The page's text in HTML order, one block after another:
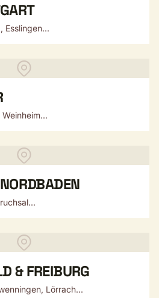
Esslingen...
& FREIBURG
Lörrach...